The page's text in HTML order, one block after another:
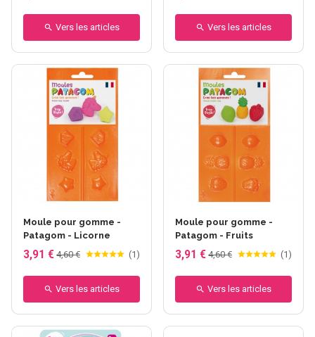
Vers les articles Vers les articles
Moule pour gomme -
Patagom - Licorne
3,91 € 4,60 € (1 )
Vers les articles
Moule pour gomme -
Patagom - Fruits
3,91 € 4,60 € (1 )
Vers les articles